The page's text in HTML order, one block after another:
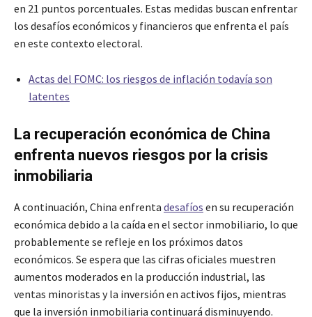
en 21 puntos porcentuales. Estas medidas buscan enfrentar
los desafíos económicos y financieros que enfrenta el país
en este contexto electoral.
Actas del FOMC: los riesgos de inflación todavía son
latentes
La recuperación económica de China
enfrenta nuevos riesgos por la crisis
inmobiliaria
A continuación, China enfrenta desafíos en su recuperación
económica debido a la caída en el sector inmobiliario, lo que
probablemente se refleje en los próximos datos
económicos. Se espera que las cifras oficiales muestren
aumentos moderados en la producción industrial, las
ventas minoristas y la inversión en activos fijos, mientras
que la inversión inmobiliaria continuará disminuyendo.